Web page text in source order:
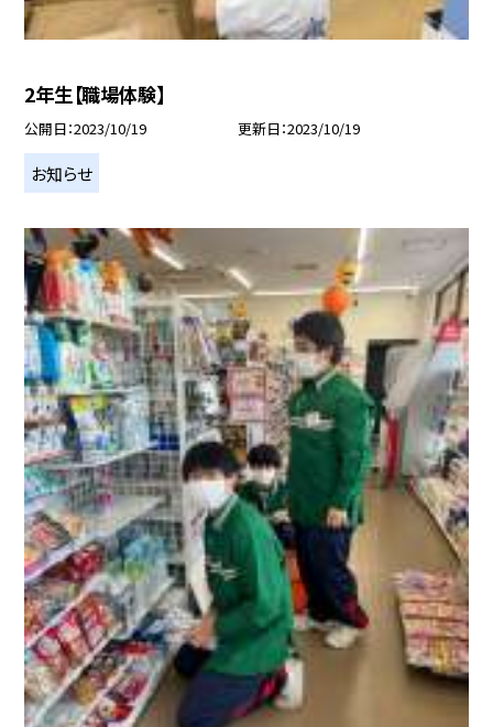
2年生【職場体験】
公開日 2023/10/19 更新日 2023/10/19
お知らせ